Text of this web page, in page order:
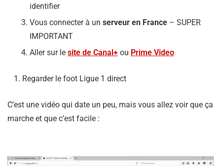
identifier
Vous connecter à un serveur en France – SUPER
IMPORTANT
Aller sur le site de Canal+ ou Prime Video
Regarder le foot Ligue 1 direct
C’est une vidéo qui date un peu, mais vous allez voir que ça
marche et que c’est facile :